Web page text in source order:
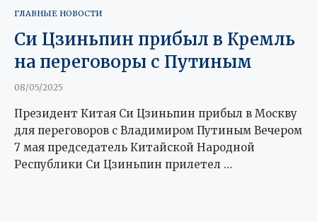
ГЛАВНЫЕ НОВОСТИ
Си Цзиньпин прибыл в Кремль
на переговоры с Путиным
08/05/2025
Президент Китая Си Цзиньпин прибыл в Москву
для переговоров с Владимиром Путиным Вечером
7 мая председатель Китайской Народной
Республики Си Цзиньпин прилетел …